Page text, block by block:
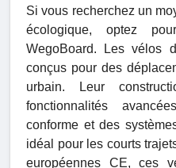
Si vous recherchez un
écologique, optez
WegoBoard. Les vélos
conçus pour des
urbain. Leur
fonctionnalités
conforme et des
idéal pour les courts
européennes CE, ces